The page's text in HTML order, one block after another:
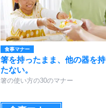
食事マナー
箸を持ったまま、他の器を持
たない。
箸の使い方の30のマナー